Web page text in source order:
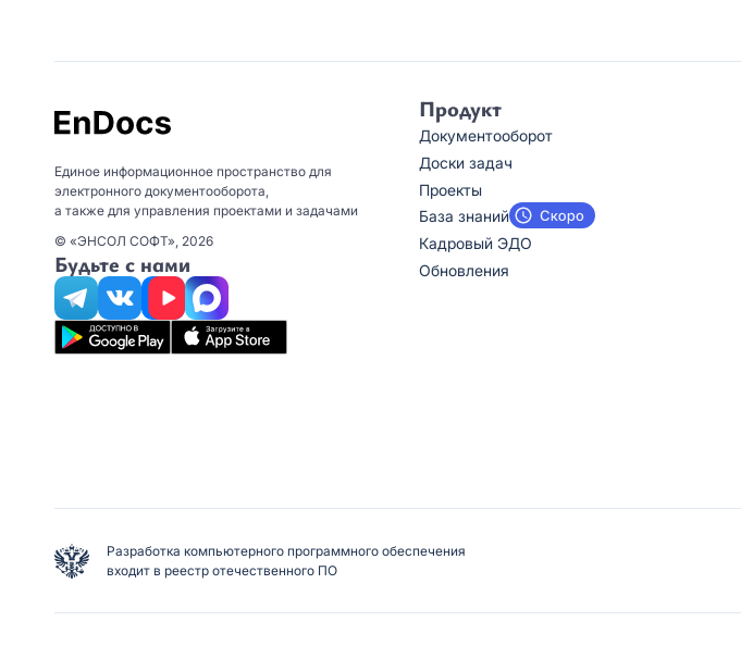
Единое информационное пространство для
электронного документооборота,
а также для управления проектами и задачами
© «ЭНСОЛ СОФТ», 2026
Будьте с нами
Продукт
Документооборот
Доски задач
Проекты
База знаний
Кадровый ЭДО
Обновления
Разработка компьютерного программного обеспечения
входит в реестр отечественного ПО